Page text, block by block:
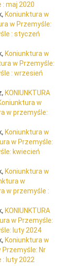
: maj 2020
Koniunktura w
w Przemyśle:
: styczeń
Koniunktura w
w Przemyśle:
: wrzesień
KONIUNKTURA
w
w przemyśle:
Koniunktura w
w Przemyśle:
kwiecień
Koniunktura w
w
w przemyśle :
KONIUNKTURA
w Przemyśle:
luty 2024
Koniunktura w
Przemyśle: Nr
: luty 2022